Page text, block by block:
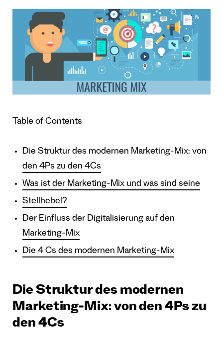
Table of Contents
Die Struktur des modernen Marketing-Mix: von
den 4Ps zu den 4Cs
Was ist der Marketing-Mix und was sind seine
Stellhebel?
Der Einfluss der Digitalisierung auf den
Marketing-Mix
Die 4 Cs des modernen Marketing-Mix
Die Struktur des modernen
Marketing-Mix: von den 4Ps zu
den 4Cs